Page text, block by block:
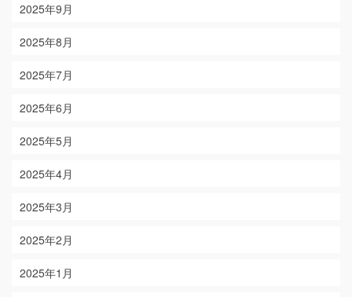
2025年9月
2025年8月
2025年7月
2025年6月
2025年5月
2025年4月
2025年3月
2025年2月
2025年1月